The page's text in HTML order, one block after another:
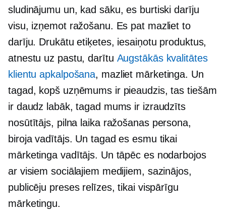
sludinājumu un, kad sāku, es burtiski darīju
visu, izņemot ražošanu. Es pat mazliet to
darīju. Drukātu etiķetes, iesaiņotu produktus,
atnestu uz pastu, darītu Augstākās kvalitātes
klientu apkalpošana, mazliet mārketinga. Un
tagad, kopš uzņēmums ir pieaudzis, tas tiešām
ir daudz labāk, tagad mums ir izraudzīts
nosūtītājs, pilna laikaražošanas persona,
biroja vadītājs. Un tagad es esmu tikai
mārketinga vadītājs. Un tāpēc es nodarbojos
ar visiem sociālajiem medijiem, sazinājos,
publicēju preses relīzes, tikai vispārīgu
mārketingu.